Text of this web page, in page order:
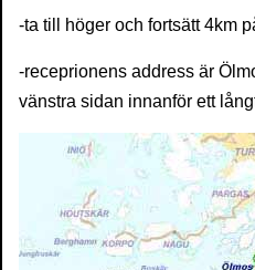
-ta till höger och fortsätt 4km
-receprionens address är
vänstra sidan innanför ett